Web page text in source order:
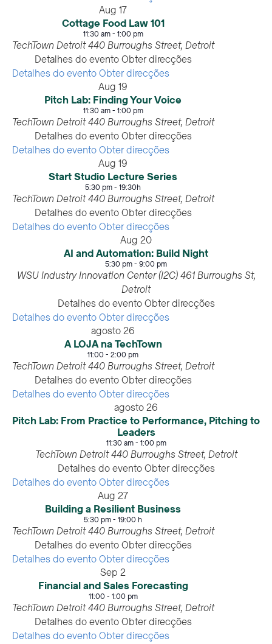
Aug 17
Cottage Food Law 101
11:30 am- 1:00 pm
TechTown Detroit 440 Burroughs Street, Detroit
Detalhes do evento Obter direcções
Detalhes do evento Obter direcções
Aug 19
Pitch Lab: Finding Your Voice
11:30 am- 1:00 pm
TechTown Detroit 440 Burroughs Street, Detroit
Detalhes do evento Obter direcções
Detalhes do evento Obter direcções
Aug 19
Start Studio Lecture Series
5:30 pm- 19:30h
TechTown Detroit 440 Burroughs Street, Detroit
Detalhes do evento Obter direcções
Detalhes do evento Obter direcções
Aug 20
AI and Automation: Build Night
5:30 pm- 9:00 pm
WSU Industry Innovation Center (I2C)461 Burroughs St,
Detroit
Detalhes do evento Obter direcções
Detalhes do evento Obter direcções
agosto26
A LOJA na TechTown
11:00- 2:00 pm
TechTown Detroit 440 Burroughs Street, Detroit
Detalhes do evento Obter direcções
Detalhes do evento Obter direcções
agosto26
Pitch Lab: From Practice to Performance, Pitching to
Leaders
11:30 am- 1:00 pm
TechTown Detroit 440 Burroughs Street, Detroit
Detalhes do evento Obter direcções
Detalhes do evento Obter direcções
Aug 27
Building a Resilient Business
5:30 pm- 19:00 h
TechTown Detroit 440 Burroughs Street, Detroit
Detalhes do evento Obter direcções
Detalhes do evento Obter direcções
Sep 2
Financial and Sales Forecasting
11:00- 1:00 pm
TechTown Detroit 440 Burroughs Street, Detroit
Detalhes do evento Obter direcções
Detalhes do evento Obter direcções